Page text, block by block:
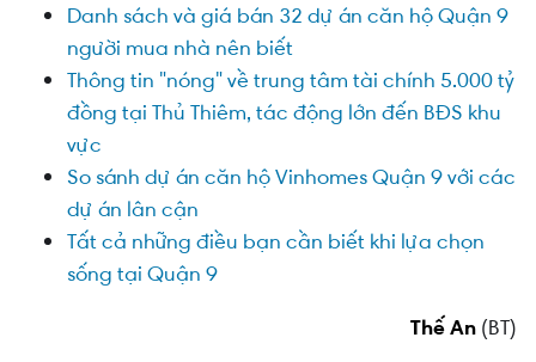
Danh sách và giá bán 32 dự án căn hộ Quận 9
người mua nhà nên biết
Thông tin "nóng" về trung tâm tài chính 5.000 tỷ
đồng tại Thủ Thiêm, tác động lớn đến BĐS khu
vực
So sánh dự án căn hộ Vinhomes Quận 9 với các
dự án lân cận
Tất cả những điều bạn cần biết khi lựa chọn
sống tại Quận 9
Thế An (BT)